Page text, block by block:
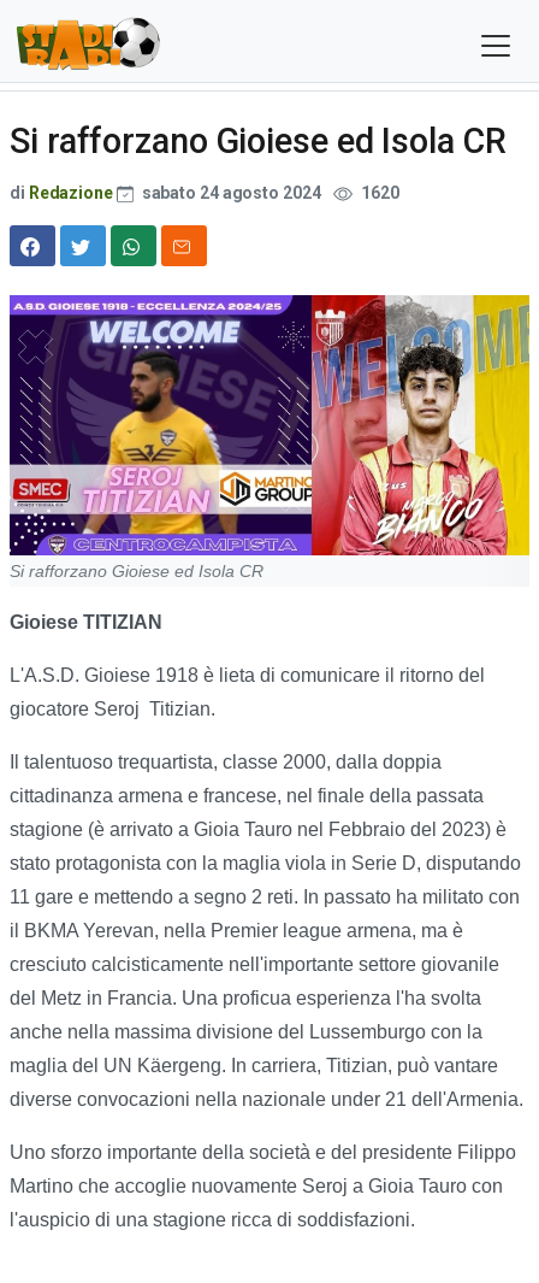
Si rafforzano Gioiese ed Isola CR
di Redazione sabato 24 agosto 2024 1620
Si rafforzano Gioiese ed Isola CR
Gioiese TITIZIAN
L'A.S.D. Gioiese 1918 è lieta di comunicare il ritorno del
giocatore Seroj Titizian.
Il talentuoso trequartista, classe 2000, dalla doppia
cittadinanza armena e francese, nel finale della passata
stagione (è arrivato a Gioia Tauro nel Febbraio del 2023) è
stato protagonista con la maglia viola in Serie D, disputando
11 gare e mettendo a segno 2 reti. In passato ha militato con
il BKMA Yerevan, nella Premier league armena, ma è
cresciuto calcisticamente nell'importante settore giovanile
del Metz in Francia. Una proficua esperienza l'ha svolta
anche nella massima divisione del Lussemburgo con la
maglia del UN Käergeng. In carriera, Titizian, può vantare
diverse convocazioni nella nazionale under 21 dell'Armenia.
Uno sforzo importante della società e del presidente Filippo
Martino che accoglie nuovamente Seroj a Gioia Tauro con
l'auspicio di una stagione ricca di soddisfazioni.